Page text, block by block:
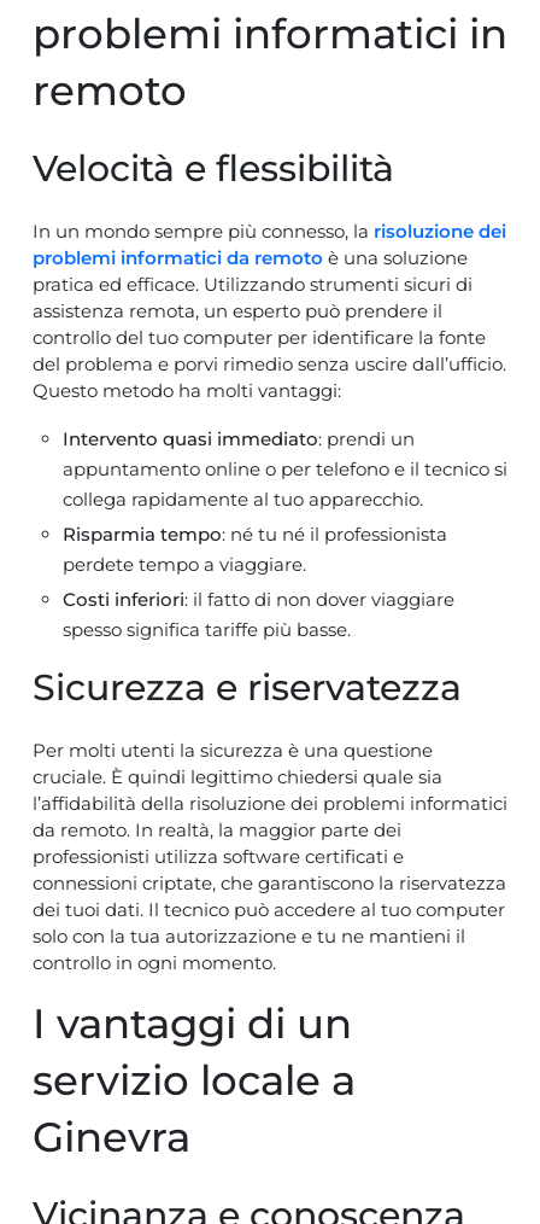
problemi informatici in
remoto
Velocità e flessibilità
In un mondo sempre più connesso, la risoluzione dei
problemi informatici da remoto è una soluzione
pratica ed efficace. Utilizzando strumenti sicuri di
assistenza remota, un esperto può prendere il
controllo del tuo computer per identificare la fonte
del problema e porvi rimedio senza uscire dall’ufficio.
Questo metodo ha molti vantaggi:
Intervento quasi immediato: prendi un
appuntamento online o per telefono e il tecnico si
collega rapidamente al tuo apparecchio.
Risparmia tempo: né tu né il professionista
perdete tempo a viaggiare.
Costi inferiori: il fatto di non dover viaggiare
spesso significa tariffe più basse.
Sicurezza e riservatezza
Per molti utenti la sicurezza è una questione
cruciale. È quindi legittimo chiedersi quale sia
l’affidabilità della risoluzione dei problemi informatici
da remoto. In realtà, la maggior parte dei
professionisti utilizza software certificati e
connessioni criptate, che garantiscono la riservatezza
dei tuoi dati. Il tecnico può accedere al tuo computer
solo con la tua autorizzazione e tu ne mantieni il
controllo in ogni momento.
I vantaggi di un
servizio locale a
Ginevra
Vicinanza e conoscenza